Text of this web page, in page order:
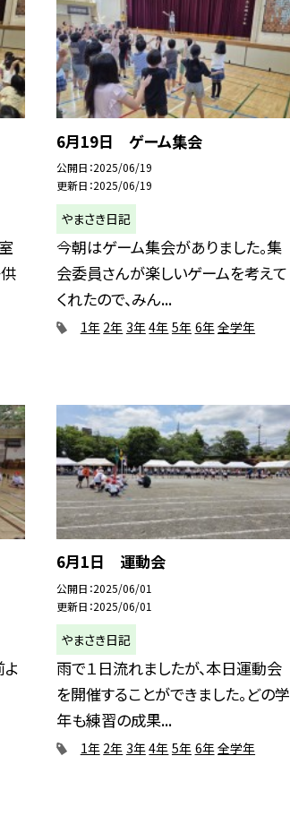
6月19日 ゲーム集会
公開日 2025/06/19
更新日 2025/06/19
やまさき日記
今朝はゲーム集会がありました。集
会委員さんが楽しいゲームを考えて
くれたので、みん...
1年 2年 3年4年 5年 6年全学年
よ
6月1日 運動会
公開日 2025/06/01
更新日 2025/06/01
やまさき日記
雨で１日流れましたが、本日運動会
を開催することができました。どの学
年も練習の成果...
1年 2年 3年4年 5年 6年全学年